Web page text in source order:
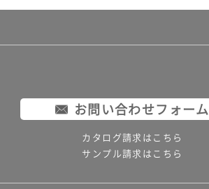
お問い合わせフォーム
カタログ請求はこちら
サンプル請求はこちら